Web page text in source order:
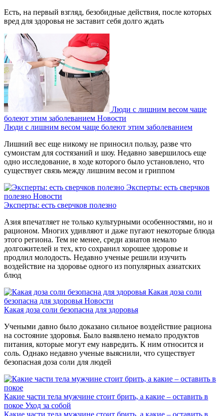
Есть, на первый взгляд, безобидные действия, после которых
вред для здоровья не заставит себя долго ждать
Люди с лишним весом чаще
болеют этим заболеванием Новости
Люди с лишним весом чаще болеют этим заболеванием
Лишний вес еще никому не приносил пользу, разве что
сумоистам для состязаний и шоу. Недавно завершилось еще
одно исследование, в ходе которого было установлено, что
существует связь между лишним весом и гриппом
Эксперты: есть сверчков
полезно Новости
Эксперты: есть сверчков полезно
Азия впечатляет не только культурными особенностями, но и
рационом. Многих удивляют и даже пугают некоторые блюда
этого региона. Тем не менее, среди азиатов немало
долгожителей и тех, кто сохранил хорошее здоровье и
продлил молодость. Недавно ученые решили изучить
воздействие на здоровье одного из популярных азиатских
блюд
Какая доза соли
безопасна для здоровья Новости
Какая доза соли безопасна для здоровья
Учеными давно было доказано сильное воздействие рациона
на состояние здоровья. Было выявлено немало продуктов
питания, которые могут ему навредить. К ним относится и
соль. Однако недавно ученые выяснили, что существует
безопасная доза соли для людей
Какие части тела мужчине стоит брить, а какие – оставить в
покое Уход за собой